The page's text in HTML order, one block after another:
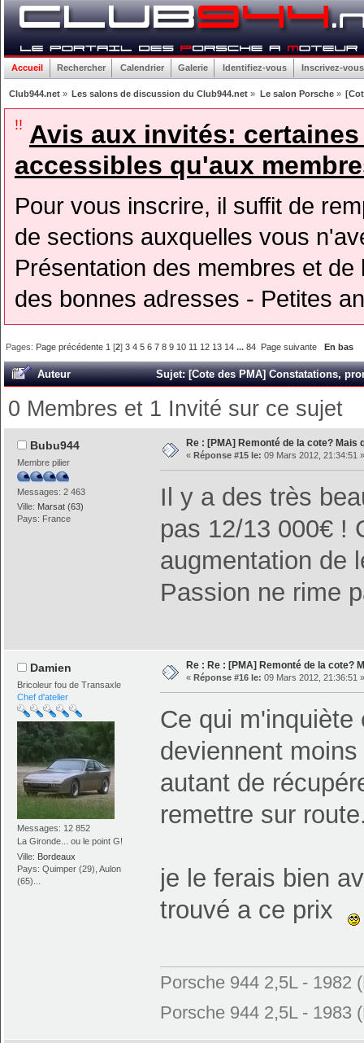
Accueil Rechercher Calendrier Galerie Identifiez-vous Inscrivez-vous
Club944.net» Les salons de discussion du Club944.net » Le salon Porsche»
!! Avis aux invités:
accessibles qu'aux
Pour vous inscrire, il suffit de
de sections auxquelles vous
Présentation des membres et
des bonnes adresses - Petites
Pages: Page précédente 1 [2]3 4 5 6 7 8 9 10 11 12 13 14 ...84 Page suivante En bas
Auteur Sujet: [Cote des PMA] Constatations,
0 Membres et 1 Invité sur ce sujet
Bubu944
Membre pilier
Messages: 2 463
Ville: Marsat (63)
Pays: France
Re : [PMA] Remonté de la cote? Mais
« Réponse #15 le: 09 Mars 2012, 21:34:51 »
Il y a des très
pas 12/13 000€ !
augmentation de
Passion ne rime
Damien
Bricoleur fou de Transaxle
Chef d'atelier
Messages: 12 852
La Gironde... ou le point G!
Ville: Bordeaux
Pays: Quimper (29), Aulon
(65)...
Re : Re : [PMA] Remonté de la cote?
« Réponse #16 le: 09 Mars 2012, 21:36:51 »
Ce qui
deviennent
autant de
remettre sur
je le ferais bien
trouvé a ce prix
Porsche 944 2,5L - 1982
Porsche 944 2,5L - 1983